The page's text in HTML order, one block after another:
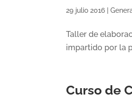
29 julio 2016 |
Taller de
impartido por la
Curso de